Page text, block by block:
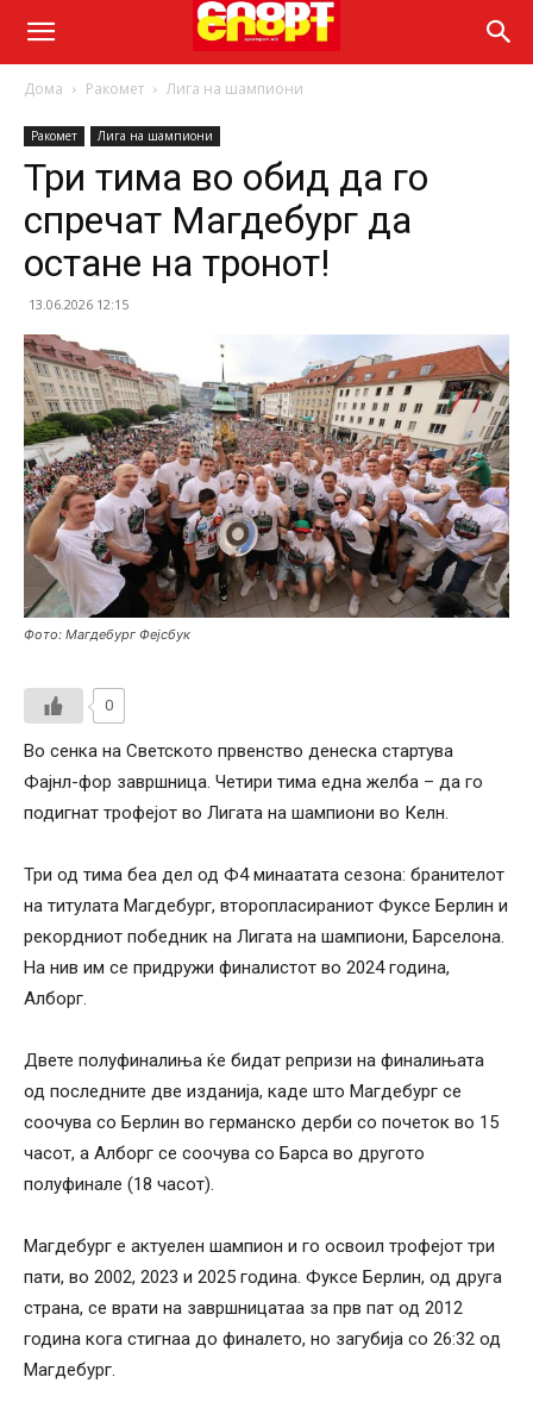
Дома Ракомет Лига на шампиони
Ракомет Лига на шампиони
Три тима во обид да го
спречат Магдебург да
остане на тронот!
13.06.2026 12:15
Фото: Магдебург Фејсбук
0
Во сенка на Светското првенство денеска стартува
Фајнл-фор завршница. Четири тима една желба – да го
подигнат трофејот во Лигата на шампиони во Келн.
Три од тима беа дел од Ф4 минаатата сезона: бранителот
на титулата Магдебург, второпласираниот Фуксе Берлин и
рекордниот победник на Лигата на шампиони, Барселона.
На нив им се придружи финалистот во 2024 година,
Алборг.
Двете полуфиналиња ќе бидат репризи на финалињата
од последните две изданија, каде што Магдебург се
соочува со Берлин во германско дерби со почеток во 15
часот, а Алборг се соочува со Барса во другото
полуфинале (18 часот).
Магдебург е актуелен шампион и го освоил трофејот три
пати, во 2002, 2023 и 2025 година. Фуксе Берлин, од друга
страна, се врати на завршницатаа за прв пат од 2012
година кога стигнаа до финалето, но загубија со 26:32 од
Магдебург.